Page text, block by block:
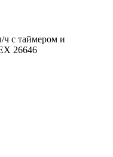
ч с таймером и
26646